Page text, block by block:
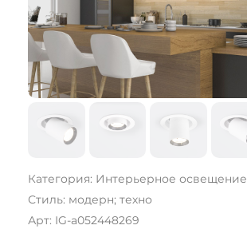
Категория: Интерьерное освещение
Стиль: модерн; техно
Арт: IG-a052448269